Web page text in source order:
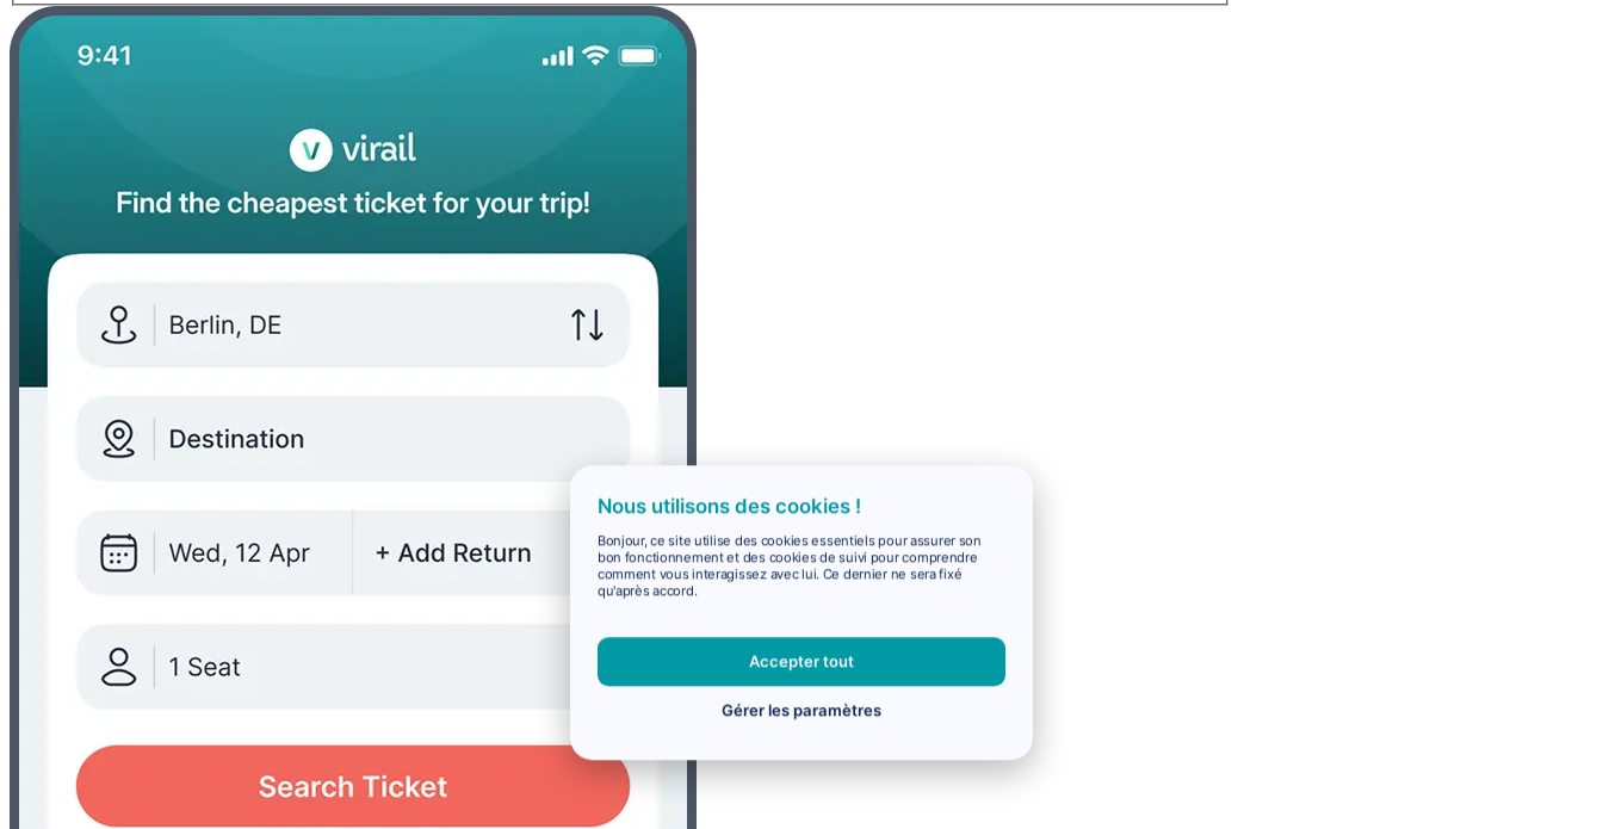
Nous utilisons des cookies !
Bonjour, ce site utilise des cookies essentiels pour assurer son
bon fonctionnement et des cookies de suivi pour comprendre
comment vous interagissez avec lui. Ce dernier ne sera fixé
qu'après accord.
Accepter tout
Gérer les paramètres